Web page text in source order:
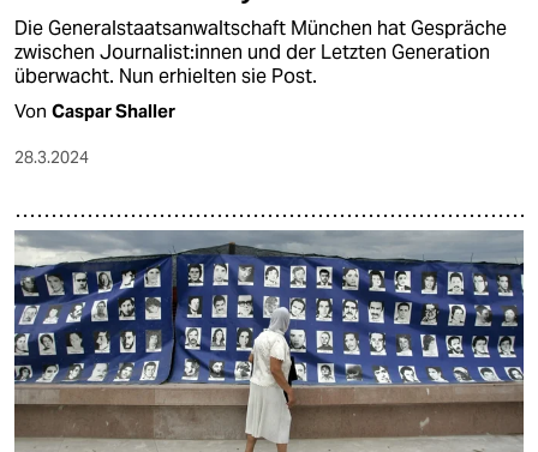
Die Generalstaatsanwaltschaft München hat Gespräche
zwischen Jour­na­lis­t:in­nen und der Letzten Generation
überwacht. Nun erhielten sie Post.
Von Caspar Shaller
28.3.2024